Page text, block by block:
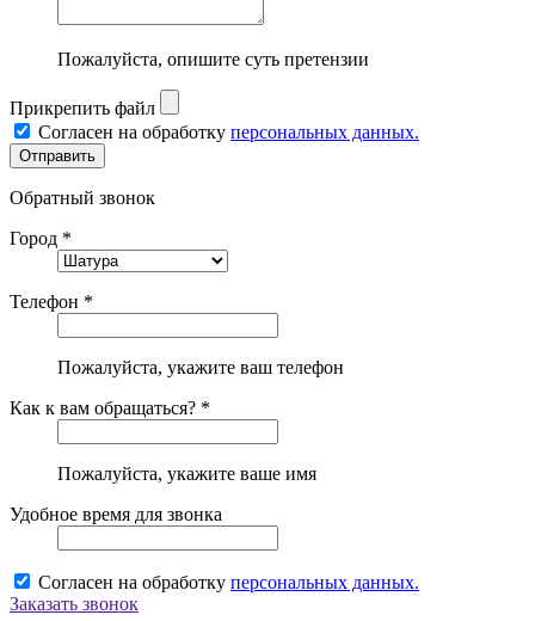
Пожалуйста, опишите суть претензии
Прикрепить файл
Согласен на обработку персональных данных.
Обратный звонок
Город *
Телефон *
Пожалуйста, укажите ваш телефон
Как к вам обращаться? *
Пожалуйста, укажите ваше имя
Удобное время для звонка
Согласен на обработку персональных данных.
Заказать звонок